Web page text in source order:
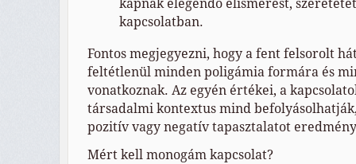
kapnak elegendő elismerést,
kapcsolatban.
Fontos megjegyezni, hogy a fent felsorolt
feltétlenül minden poligámia formára és
vonatkoznak. Az egyén értékei, a
társadalmi kontextus mind
pozitív vagy negatív tapasztalatot
Mért kell monogám kapcsolat?